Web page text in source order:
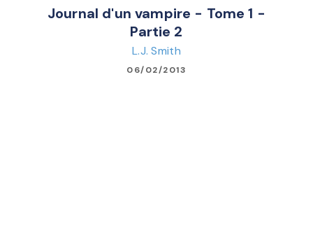
Journal d'un vampire - Tome 1 -
Partie 2
L.J. Smith
06/02/2013